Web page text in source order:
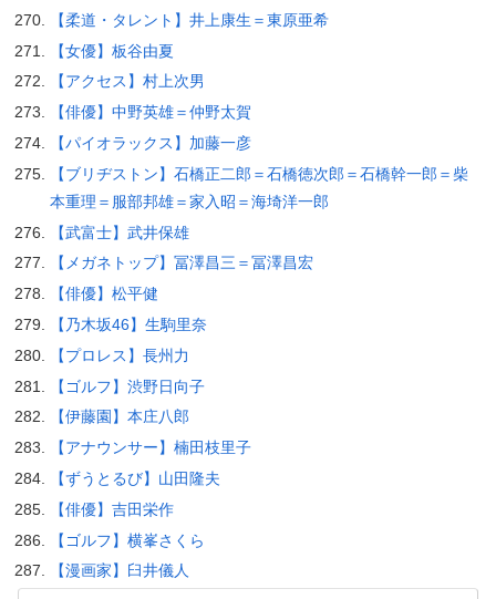
【柔道・タレント】井上康生＝東原亜希
【女優】板谷由夏
【アクセス】村上次男
【俳優】中野英雄＝仲野太賀
【パイオラックス】加藤一彦
【ブリヂストン】石橋正二郎＝石橋徳次郎＝石橋幹一郎＝柴
本重理＝服部邦雄＝家入昭＝海埼洋一郎
【武富士】武井保雄
【メガネトップ】冨澤昌三＝冨澤昌宏
【俳優】松平健
【乃木坂46】生駒里奈
【プロレス】長州力
【ゴルフ】渋野日向子
【伊藤園】本庄八郎
【アナウンサー】楠田枝里子
【ずうとるび】山田隆夫
【俳優】吉田栄作
【ゴルフ】横峯さくら
【漫画家】臼井儀人